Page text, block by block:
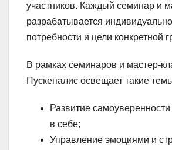
участников. Каждый семинар и
разрабатывается
потребности и цели конкретной
В рамках семинаров и мастер-
Пускепалис освещает такие
Развитие
в себе;
Управление эмоциями и